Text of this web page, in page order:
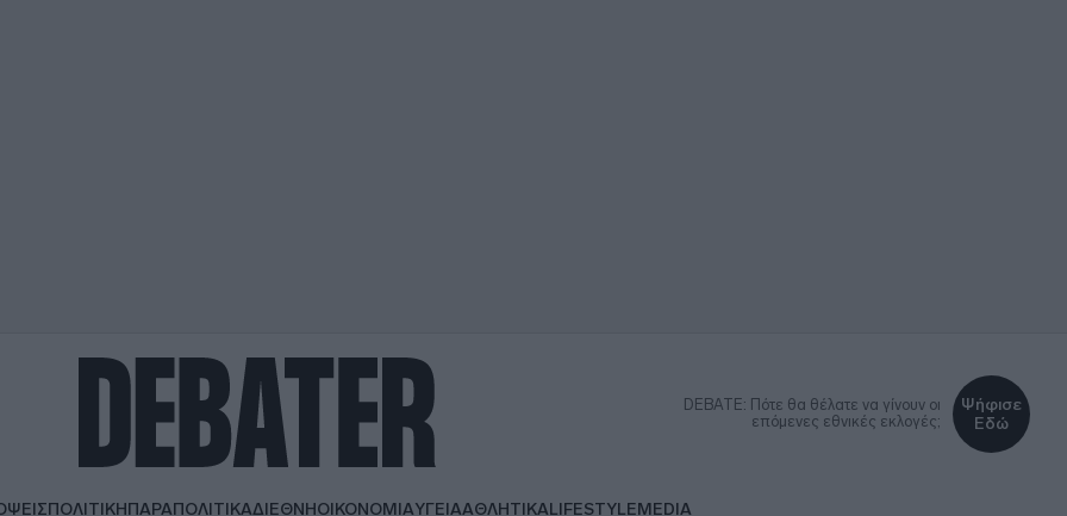
DEBATE: Πότε θα θέλατε να γίνουν οι
επόμενες εθνικές εκλογές;
Ψήφισε
Εδώ
ΠΟΛΙΤΙΚΗΠΑΡΑΠΟΛΙΤΙΚΑΔΙΕΘΝΗΟΙΚΟΝΟΜΙΑΥΓΕΙΑΑΘΛΗΤΙΚΑLIFESTYLEMEDIA